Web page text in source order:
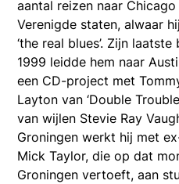
aantal reizen naar
Verenigde staten, alwaar
‘the real blues’. Zijn
1999 leidde hem naar
een CD-project met
Layton van ‘Double
van wijlen Stevie Ray
Groningen werkt hij met
Mick Taylor, die op dat
Groningen vertoeft, aan